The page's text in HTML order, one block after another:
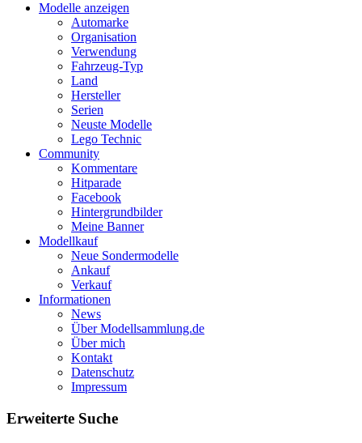
Modelle anzeigen
Automarke
Organisation
Verwendung
Fahrzeug-Typ
Land
Hersteller
Serien
Neuste Modelle
Lego Technic
Community
Kommentare
Hitparade
Facebook
Hintergrundbilder
Meine Banner
Modellkauf
Neue Sondermodelle
Ankauf
Verkauf
Informationen
News
Über Modellsammlung.de
Über mich
Kontakt
Datenschutz
Impressum
Erweiterte Suche